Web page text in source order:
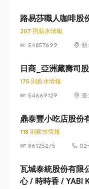
路易莎職人咖啡股
307 則薪水情報
54857699
日商_亞洲藏壽司
175 則薪水情報
54669129
臺
鼎泰豐小吃店股份
118 則薪水情報
86125275
瓦城泰統股份有限
心 / 時時香 / YABI